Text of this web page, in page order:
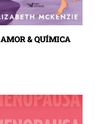
AMOR & QUÍMICA